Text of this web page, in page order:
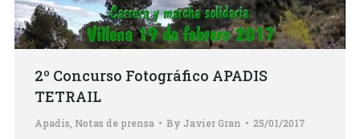
2º Concurso Fotográfico APADIS
TETRAIL
Apadis Notas de prensa By Javier Gran 25/01/2017